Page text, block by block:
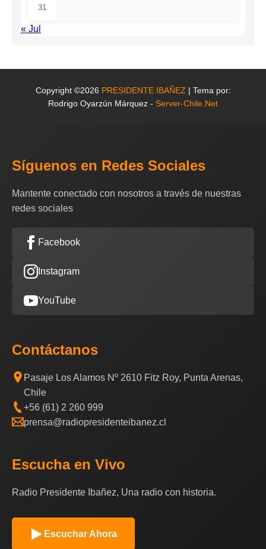
31
« Jul
Copyright ©2026 PRESIDENTE IBAÑEZ | Tema por:
Rodrigo Oyarzún Márquez - Server-Chile.Net
Síguenos en Redes Sociales
Mantente conectado con nosotros a través de nuestras
redes sociales
Facebook
Instagram
YouTube
Contáctanos
Pasaje Los Alamos Nº 2610 Fitz Roy, Punta Arenas,
Chile
+56 (61) 2 260 999
prensa@radiopresidenteibanez.cl
Escucha en Vivo
Radio Presidente Ibañez, Una radio con historia.
Escuchar Ahora